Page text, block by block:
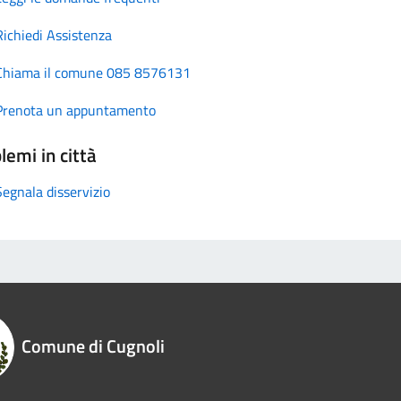
Assistenza
il comune 085 8576131
un appuntamento
in città
disservizio
Comune di Cugnoli